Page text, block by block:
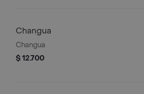
Changua
Changua
$ 12.700